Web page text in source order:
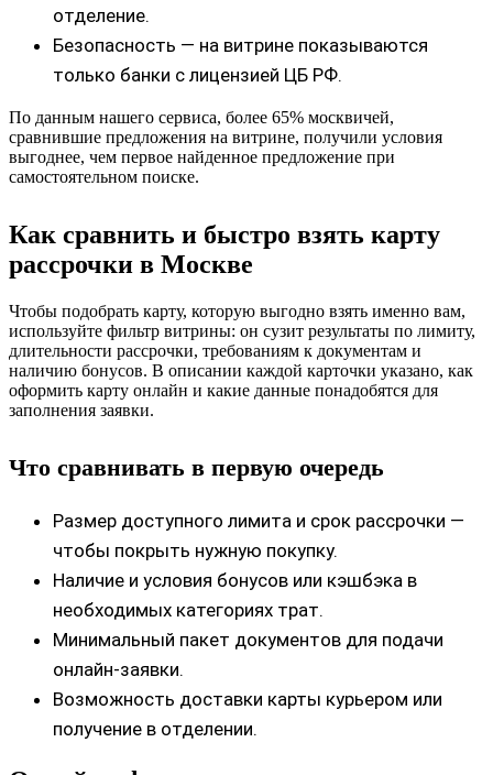
отделение.
Безопасность — на витрине показываются
только банки с лицензией ЦБ РФ.
По данным нашего сервиса, более 65% москвичей,
сравнившие предложения на витрине, получили условия
выгоднее, чем первое найденное предложение при
самостоятельном поиске.
Как сравнить и быстро взять карту
рассрочки в Москве
Чтобы подобрать карту, которую выгодно взять именно вам,
используйте фильтр витрины: он сузит результаты по лимиту,
длительности рассрочки, требованиям к документам и
наличию бонусов. В описании каждой карточки указано, как
оформить карту онлайн и какие данные понадобятся для
заполнения заявки.
Что сравнивать в первую очередь
Размер доступного лимита и срок рассрочки —
чтобы покрыть нужную покупку.
Наличие и условия бонусов или кэшбэка в
необходимых категориях трат.
Минимальный пакет документов для подачи
онлайн-заявки.
Возможность доставки карты курьером или
получение в отделении.